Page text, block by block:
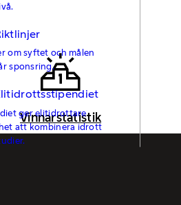
om syftet och målen
sponsring.
ger elitidrottare
att kombinera idrott
Vinnarstatistik